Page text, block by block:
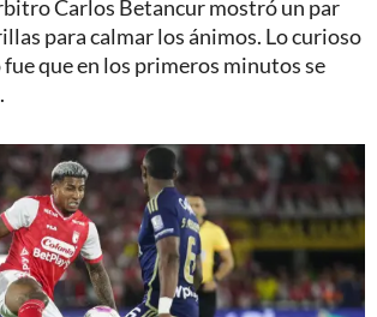
Carlos Betancur mostró un par
para calmar los ánimos. Lo curioso
que en los primeros minutos se